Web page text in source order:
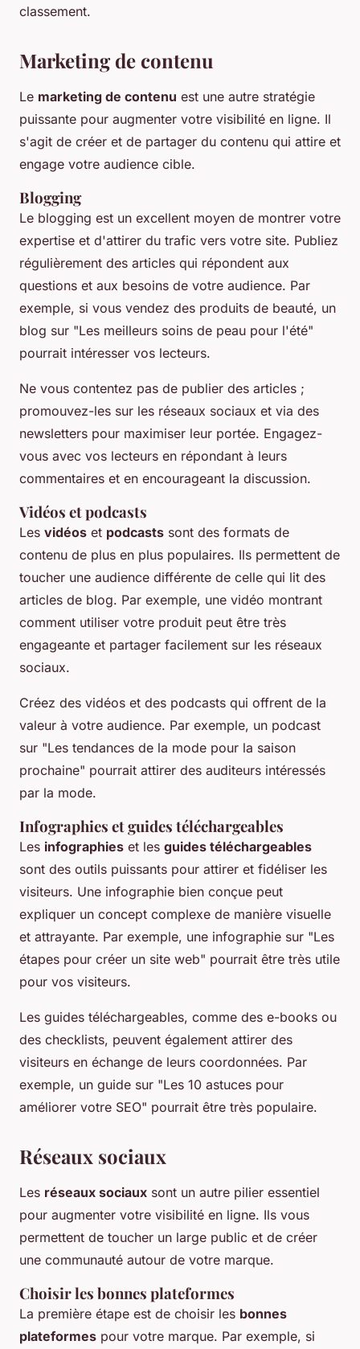
classement.
Marketing de contenu
Le marketing de contenu est une autre stratégie
puissante pour augmenter votre visibilité en ligne. Il
s'agit de créer et de partager du contenu qui attire et
engage votre audience cible.
Blogging
Le blogging est un excellent moyen de montrer votre
expertise et d'attirer du trafic vers votre site. Publiez
régulièrement des articles qui répondent aux
questions et aux besoins de votre audience. Par
exemple, si vous vendez des produits de beauté, un
blog sur "Les meilleurs soins de peau pour l'été"
pourrait intéresser vos lecteurs.
Ne vous contentez pas de publier des articles ;
promouvez-les sur les réseaux sociaux et via des
newsletters pour maximiser leur portée. Engagez-
vous avec vos lecteurs en répondant à leurs
commentaires et en encourageant la discussion.
Vidéos et podcasts
Les vidéos et podcasts sont des formats de
contenu de plus en plus populaires. Ils permettent de
toucher une audience différente de celle qui lit des
articles de blog. Par exemple, une vidéo montrant
comment utiliser votre produit peut être très
engageante et partager facilement sur les réseaux
sociaux.
Créez des vidéos et des podcasts qui offrent de la
valeur à votre audience. Par exemple, un podcast
sur "Les tendances de la mode pour la saison
prochaine" pourrait attirer des auditeurs intéressés
par la mode.
Infographies et guides téléchargeables
Les infographies et les guides téléchargeables
sont des outils puissants pour attirer et fidéliser les
visiteurs. Une infographie bien conçue peut
expliquer un concept complexe de manière visuelle
et attrayante. Par exemple, une infographie sur "Les
étapes pour créer un site web" pourrait être très utile
pour vos visiteurs.
Les guides téléchargeables, comme des e-books ou
des checklists, peuvent également attirer des
visiteurs en échange de leurs coordonnées. Par
exemple, un guide sur "Les 10 astuces pour
améliorer votre SEO" pourrait être très populaire.
Réseaux sociaux
Les réseaux sociaux sont un autre pilier essentiel
pour augmenter votre visibilité en ligne. Ils vous
permettent de toucher un large public et de créer
une communauté autour de votre marque.
Choisir les bonnes plateformes
La première étape est de choisir les bonnes
plateformes pour votre marque. Par exemple, si